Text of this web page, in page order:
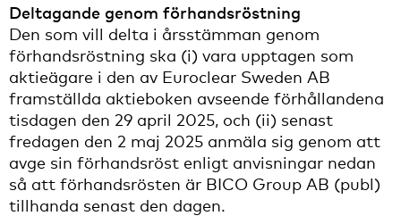
Deltagande genom förhandsröstning
Den som vill delta i årsstämman genom
förhandsröstning ska (i) vara upptagen som
aktieägare i den av Euroclear Sweden AB
framställda aktieboken avseende förhållandena
tisdagen den 29 april 2025, och (ii) senast
fredagen den 2 maj 2025 anmäla sig genom att
avge sin förhandsröst enligt anvisningar nedan
så att förhandsrösten är BICO Group AB (publ)
tillhanda senast den dagen.